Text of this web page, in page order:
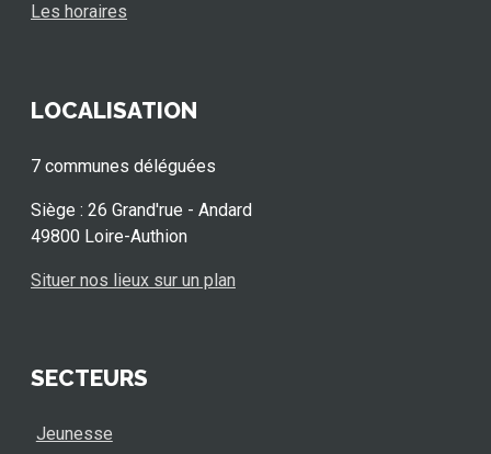
Les horaires
LOCALISATION
7 communes déléguées
Siège : 26 Grand'rue - Andard
49800 Loire-Authion
Situer nos lieux sur un plan
SECTEURS
Jeunesse